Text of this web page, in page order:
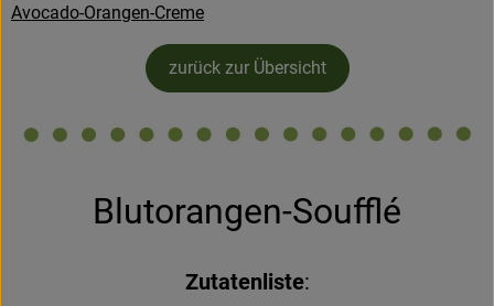
TrinkBar
NonFood & Saaten
Großgebinde
So geht’s
Avocado-Orangen-Creme
zurück zur Übersicht
Blutorangen-Soufflé
Zutatenliste: